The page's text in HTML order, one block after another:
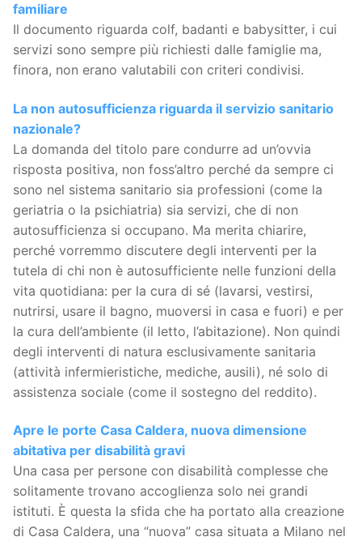
familiare
Il documento riguarda colf, badanti e babysitter, i cui
servizi sono sempre più richiesti dalle famiglie ma,
finora, non erano valutabili con criteri condivisi.
La non autosufficienza riguarda il servizio sanitario
nazionale?
La domanda del titolo pare condurre ad un’ovvia
risposta positiva, non foss’altro perché da sempre ci
sono nel sistema sanitario sia professioni (come la
geriatria o la psichiatria) sia servizi, che di non
autosufficienza si occupano. Ma merita chiarire,
perché vorremmo discutere degli interventi per la
tutela di chi non è autosufficiente nelle funzioni della
vita quotidiana: per la cura di sé (lavarsi, vestirsi,
nutrirsi, usare il bagno, muoversi in casa e fuori) e per
la cura dell’ambiente (il letto, l’abitazione). Non quindi
degli interventi di natura esclusivamente sanitaria
(attività infermieristiche, mediche, ausili), né solo di
assistenza sociale (come il sostegno del reddito).
Apre le porte Casa Caldera, nuova dimensione
abitativa per disabilità gravi
Una casa per persone con disabilità complesse che
solitamente trovano accoglienza solo nei grandi
istituti. È questa la sfida che ha portato alla creazione
di Casa Caldera, una “nuova” casa situata a Milano nel